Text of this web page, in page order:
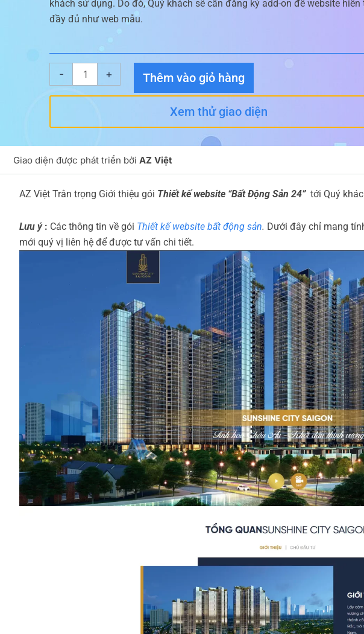
khách sử dụng. Do đó, Quý khách sẽ cần đăng ký add-on để website hiển
đầy đủ như web mẫu.
-
diện
Sản
24
lượng
+ Thêm vào giỏ hàng
Xem thử giao diện
Giao diện được phát triển bởi AZ Việt
AZ Việt Trân trọng Giới thiệu gói Thiết kế website “Bất Động Sản 24” tới Quý
Lưu ý: Các thông tin về gói Thiết kế website bất động sản. Dưới đây chỉ mang
mới quý vị liên hệ để được tư vấn chi tiết.